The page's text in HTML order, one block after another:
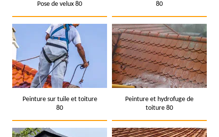
Pose de velux 80
80
Peinture sur tuile et toiture
80
Peinture et hydrofuge de
toiture 80